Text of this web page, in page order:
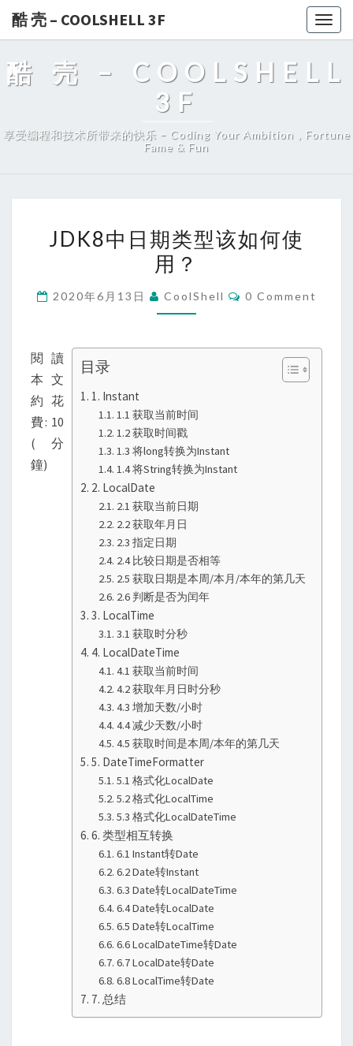
酷 壳 – COOLSHELL 3F
酷 壳 – COOLSHELL
3F
享受编程和技术所带来的快乐 – Coding Your Ambition，Fortune
Fame & Fun
中
日
该
使
用？
JDK8中日期类型该如何使
用？
2020年6月13日 CoolShell Comments
0 Comment
目录
1. Instant
1.1 获取当前时间
1.2 获取时间戳
1.3 将long转换为Instant
1.4 将String转换为Instant
2. LocalDate
2.1 获取当前日期
2.2 获取年月日
2.3 指定日期
2.4 比较日期是否相等
2.5 获取日期是本周/本月/本年的第几天
2.6 判断是否为闰年
3. LocalTime
3.1 获取时分秒
4. LocalDateTime
4.1 获取当前时间
4.2 获取年月日时分秒
4.3 增加天数/小时
4.4 减少天数/小时
4.5 获取时间是本周/本年的第几天
5. DateTimeFormatter
5.1 格式化LocalDate
5.2 格式化LocalTime
5.3 格式化LocalDateTime
6. 类型相互转换
6.1 Instant转Date
6.2 Date转Instant
6.3 Date转LocalDateTime
6.4 Date转LocalDate
6.5 Date转LocalTime
6.6 LocalDateTime转Date
6.7 LocalDate转Date
6.8 LocalTime转Date
7. 总结
閱讀
本文
約花
費: 10
(分
鐘)